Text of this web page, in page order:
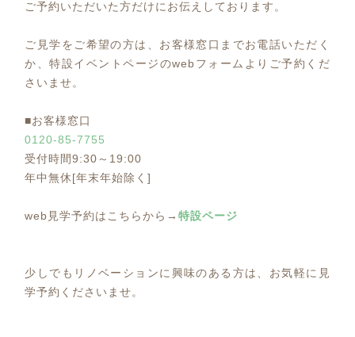
ご予約いただいた方だけにお伝えしております。
ご見学をご希望の方は、お客様窓口までお電話いただく
か、特設イベントページのwebフォームよりご予約くだ
さいませ。
■お客様窓口
0120-85-7755
受付時間9:30～19:00
年中無休[年末年始除く]
web見学予約はこちらから→特設ページ
少しでもリノベーションに興味のある方は、お気軽に見
学予約くださいませ。